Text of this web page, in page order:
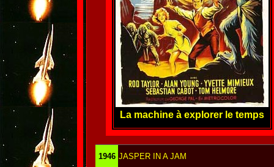
La machine à explorer le temps
1946 JASPER IN A JAM